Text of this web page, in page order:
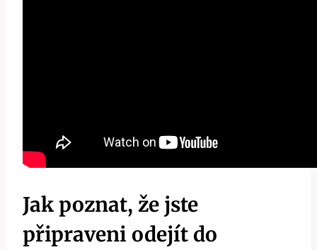
Jak poznat, že jste
připraveni odejít do